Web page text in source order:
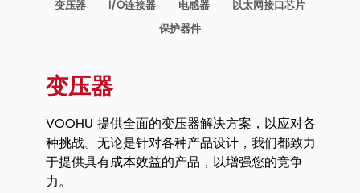
变压器 I/O连接器 电感器
以太网接口芯片
保护器件
变压器
VOOHU 提供全面的变压器解决方案，以应对各
种挑战。无论是针对各种产品设计，我们都致力
于提供具有成本效益的产品，以增强您的竞争
力。